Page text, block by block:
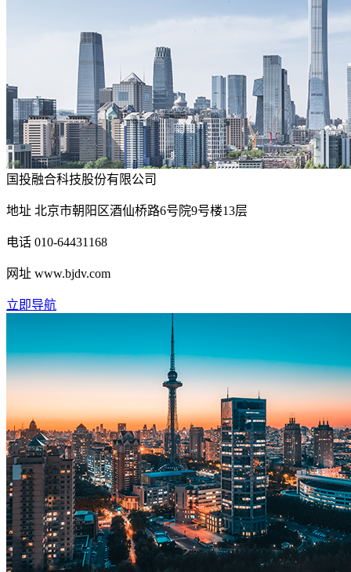
国投融合科技股份有限公司
地址 北京市朝阳区酒仙桥路6号院9号楼13层
电话 010-64431168
网址 www.bjdv.com
立即导航